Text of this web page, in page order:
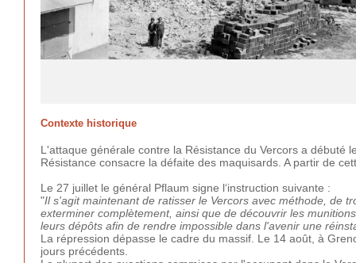
Contexte historique
L'attaque générale contre la Résistance du Vercors a débuté
Résistance consacre la défaite des maquisards. A partir de
Le 27 juillet le général Pflaum signe l‘instruction suivante :
"Il s'agit maintenant de ratisser le Vercors avec méthode, de
exterminer complètement, ainsi que de découvrir les
leurs dépôts afin de rendre impossible dans l'avenir une
La répression dépasse le cadre du massif. Le 14 août, à
jours précédents.